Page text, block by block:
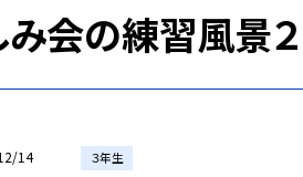
会の練習風景２
14 ３年生